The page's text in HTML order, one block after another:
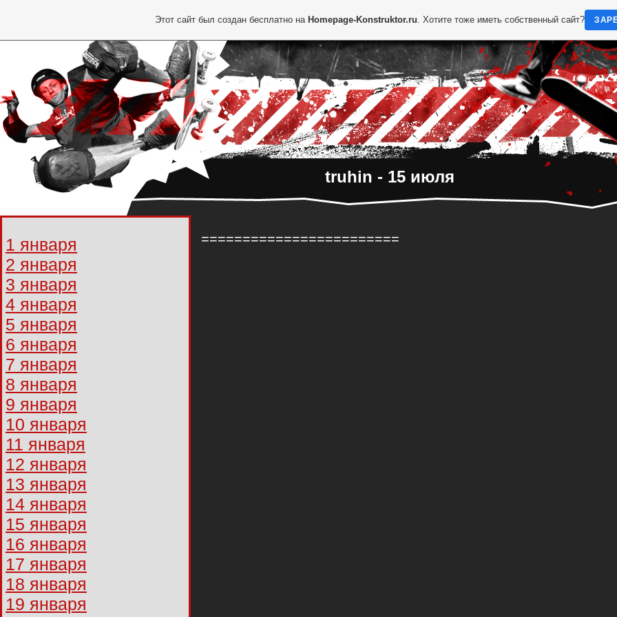
truhin - 15 июля
1 января
2 января
3 января
4 января
5 января
6 января
7 января
8 января
9 января
10 января
11 января
12 января
13 января
14 января
15 января
16 января
17 января
18 января
19 января
========================
Этот сайт был создан бесплатно на Homepage-Konstruktor.ru. Хотите тоже иметь собственный сайт?
*